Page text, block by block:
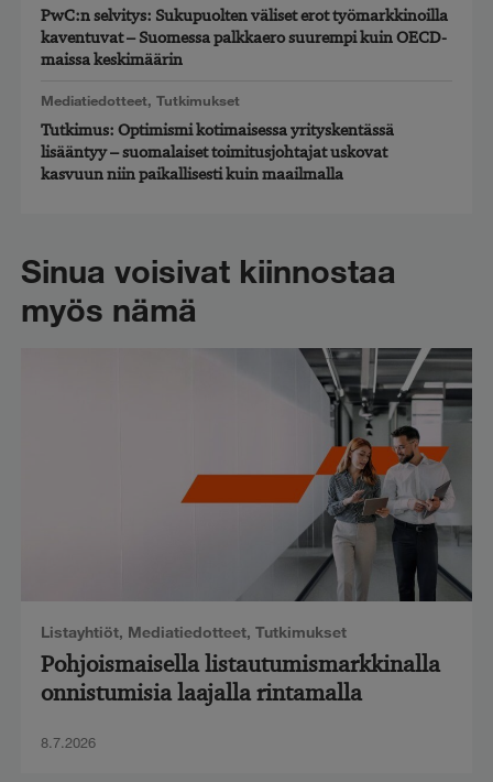
PwC:n selvitys: Sukupuolten väliset erot työmarkkinoilla
kaventuvat – Suomessa palkkaero suurempi kuin OECD-
maissa keskimäärin
Mediatiedotteet, Tutkimukset
Tutkimus: Optimismi kotimaisessa yrityskentässä
lisääntyy – suomalaiset toimitusjohtajat uskovat
kasvuun niin paikallisesti kuin maailmalla
Sinua voisivat kiinnostaa
myös nämä
Listayhtiöt, Mediatiedotteet, Tutkimukset
Pohjoismaisella listautumismarkkinalla
onnistumisia laajalla rintamalla
8.7.2026